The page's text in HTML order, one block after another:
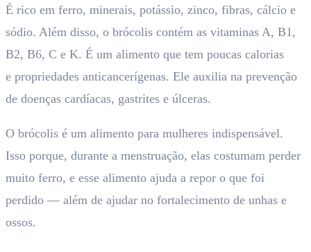
É rico em ferro, minerais, potássio, zinco, fibras, cálcio e
sódio. Além disso, o brócolis contém as vitaminas A, B1,
B2, B6, C e K. É um alimento que tem poucas calorias
e propriedades anticancerígenas. Ele auxilia na prevenção
de doenças cardíacas, gastrites e úlceras.
O brócolis é um alimento para mulheres indispensável.
Isso porque, durante a menstruação, elas costumam perder
muito ferro, e esse alimento ajuda a repor o que foi
perdido — além de ajudar no fortalecimento de unhas e
ossos.